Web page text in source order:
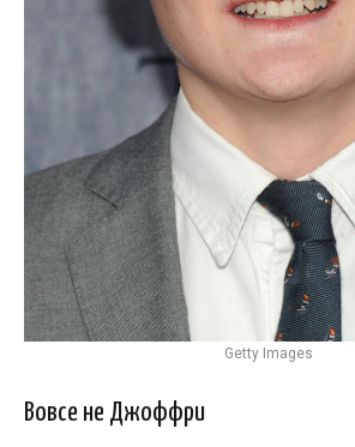
Getty Images
Вовсе не Джоффри